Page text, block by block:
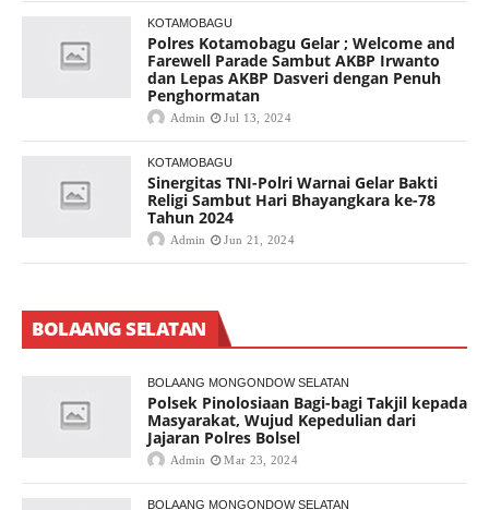
KOTAMOBAGU
Polres Kotamobagu Gelar ; Welcome and
Farewell Parade Sambut AKBP Irwanto
dan Lepas AKBP Dasveri dengan Penuh
Penghormatan
Admin Jul 13, 2024
KOTAMOBAGU
Sinergitas TNI-Polri Warnai Gelar Bakti
Religi Sambut Hari Bhayangkara ke-78
Tahun 2024
Admin Jun 21, 2024
BOLAANG SELATAN
BOLAANG MONGONDOW SELATAN
Polsek Pinolosiaan Bagi-bagi Takjil kepada
Masyarakat, Wujud Kepedulian dari
Jajaran Polres Bolsel
Admin Mar 23, 2024
BOLAANG MONGONDOW SELATAN